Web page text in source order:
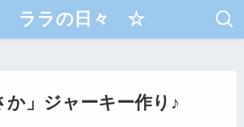
ララの日々 ☆
か」ジャーキー作り♪